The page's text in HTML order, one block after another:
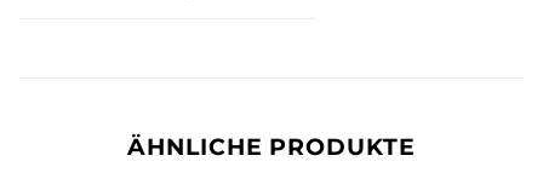
ÄHNLICHE PRODUKTE